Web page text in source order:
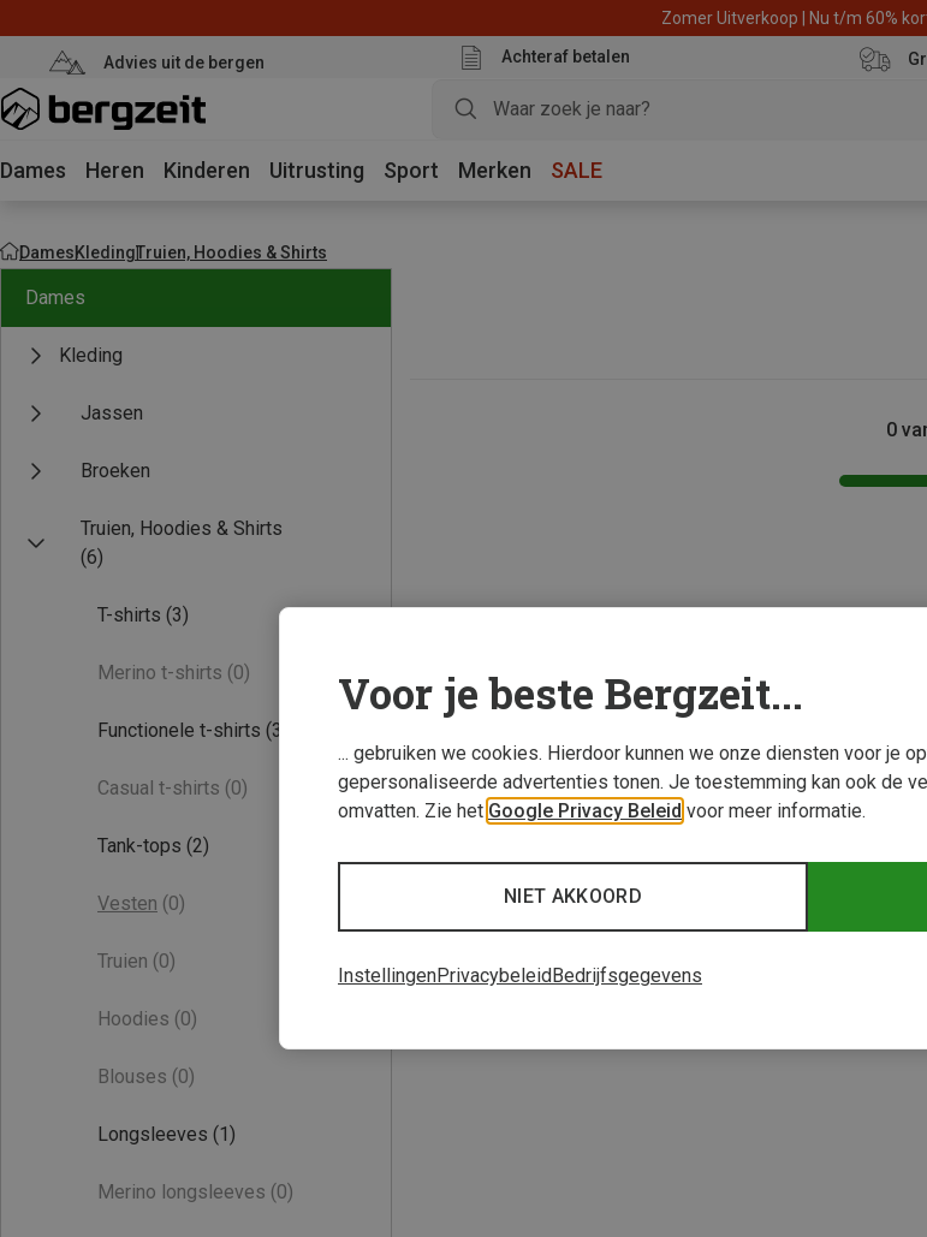
Zomer Uitverkoop | Nu t/m 60%
Advies uit de bergen Achteraf betalen
Dames Heren Kinderen Uitrusting Sport Merken SALE
DamesKledingTruien, Hoodies & Shirts
Dames
Kleding
Jassen
Broeken
Truien, Hoodies & Shirts
(6)
T-shirts (3)
Merino t-shirts (0)
Functionele t-shirts (3)
Casual t-shirts (0)
Tank-tops (2)
Vesten (0)
Truien (0)
Hoodies (0)
Blouses (0)
Longsleeves (1)
Merino longsleeves (0)
0
Voor je beste Bergzeit...
... gebruiken we cookies. Hierdoor kunnen we onze diensten voor je
gepersonaliseerde advertenties tonen. Je toestemming kan ook de
omvatten. Zie het Google Privacy Beleid voor meer informatie.
NIET AKKOORD
InstellingenPrivacybeleidBedrijfsgegevens